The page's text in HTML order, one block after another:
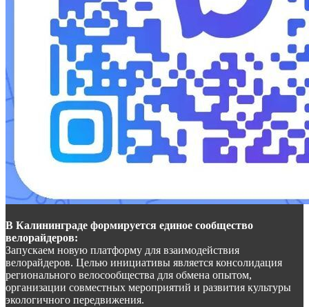
В Калининграде формируется единое сообщество
велорайдеров:
Запускаем новую платформу для взаимодействия
велорайдеров. Целью инициативы является консолидация
регионального велосообщества для обмена опытом,
организации совместных мероприятий и развития культуры
экологичного передвижения.